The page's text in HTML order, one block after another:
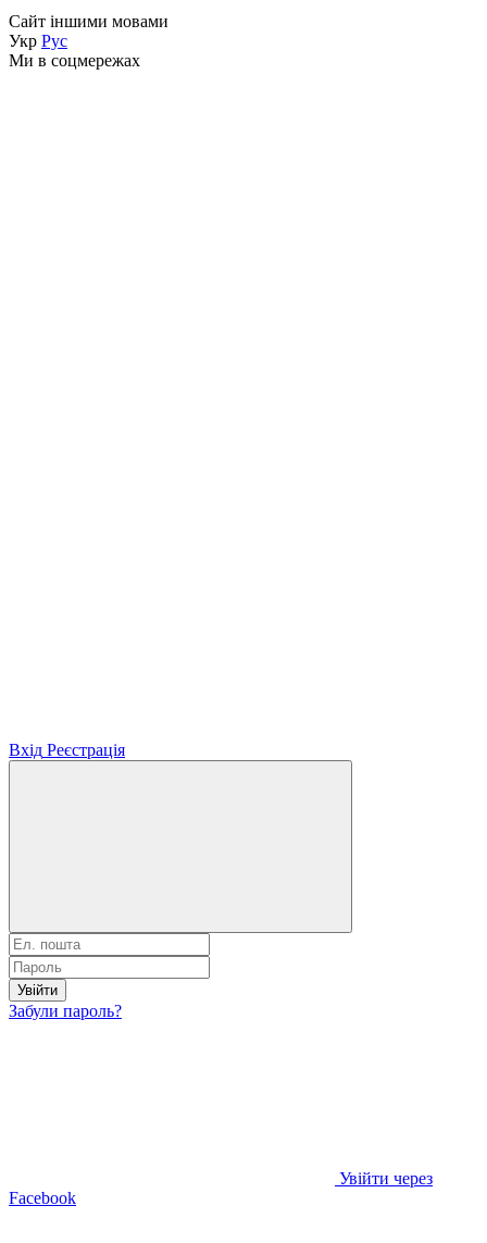
Сайт іншими мовами
Укр Рус
Ми в соцмережах
Вхід Реєстрація
Увійти
Забули пароль?
Увійти через
Facebook